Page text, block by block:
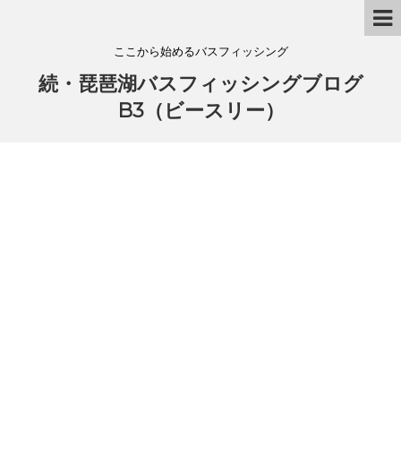
ここから始めるバスフィッシング
続・琵琶湖バスフィッシングブログ
B3（ビースリー）